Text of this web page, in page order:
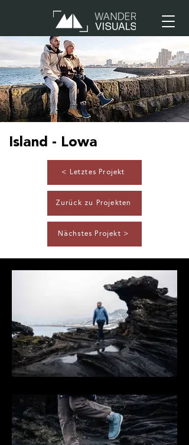
Island - Lowa
< Letztes Projekt
Zurück zu Projekten
Nächstes Projekt >